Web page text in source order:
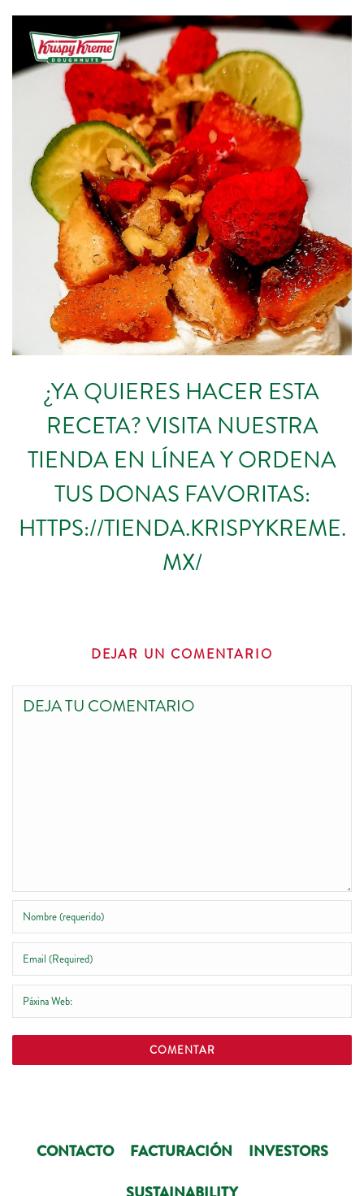
¿YA QUIERES HACER ESTA
RECETA? VISITA NUESTRA
TIENDA EN LÍNEA Y ORDENA
TUS DONAS FAVORITAS:
HTTPS://TIENDA.KRISPYKREME.
MX/
DEJAR UN COMENTARIO
CONTACTO FACTURACIÓN
INVESTORS